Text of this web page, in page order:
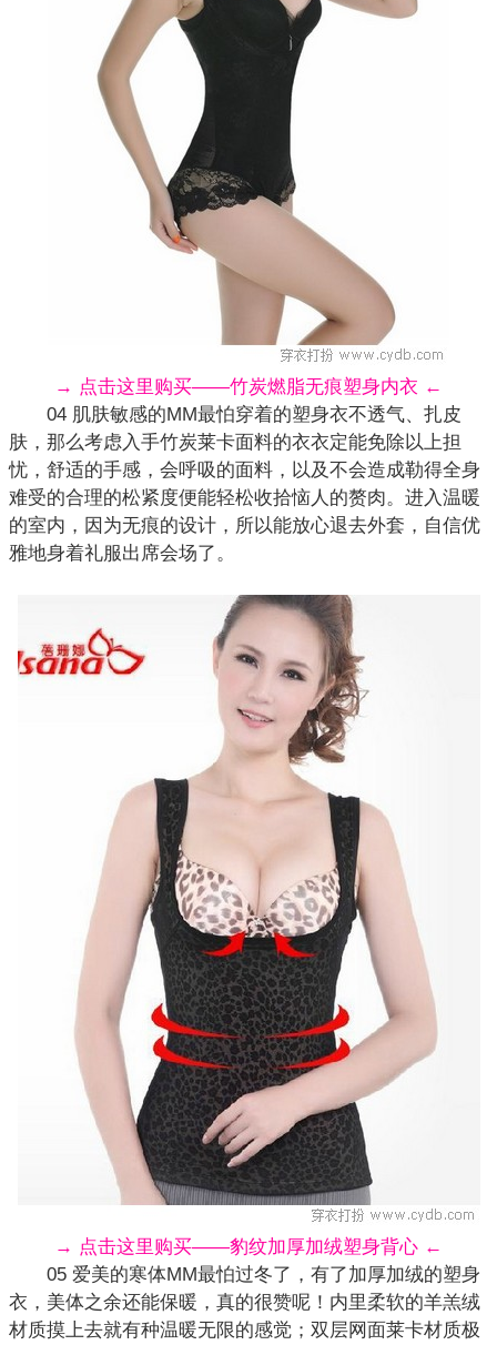
→ 点击这里购买——竹炭燃脂无痕塑身内衣 ←
04 肌肤敏感的MM最怕穿着的塑身衣不透气、扎皮
肤，那么考虑入手竹炭莱卡面料的衣衣定能免除以上担
忧，舒适的手感，会呼吸的面料，以及不会造成勒得全身
难受的合理的松紧度便能轻松收拾恼人的赘肉。进入温暖
的室内，因为无痕的设计，所以能放心退去外套，自信优
雅地身着礼服出席会场了。
→ 点击这里购买——豹纹加厚加绒塑身背心 ←
05 爱美的寒体MM最怕过冬了，有了加厚加绒的塑身
衣，美体之余还能保暖，真的很赞呢！内里柔软的羊羔绒
材质摸上去就有种温暖无限的感觉；双层网面莱卡材质极